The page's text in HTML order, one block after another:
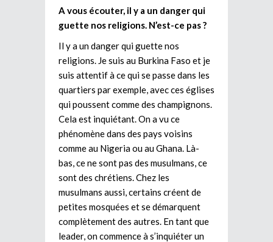
A vous écouter, il y a un danger qui
guette nos religions. N’est-ce pas ?
Il y a un danger qui guette nos
religions. Je suis au Burkina Faso et je
suis attentif à ce qui se passe dans les
quartiers par exemple, avec ces églises
qui poussent comme des champignons.
Cela est inquiétant. On a vu ce
phénomène dans des pays voisins
comme au Nigeria ou au Ghana. Là-
bas, ce ne sont pas des musulmans, ce
sont des chrétiens. Chez les
musulmans aussi, certains créent de
petites mosquées et se démarquent
complètement des autres. En tant que
leader, on commence à s’inquiéter un